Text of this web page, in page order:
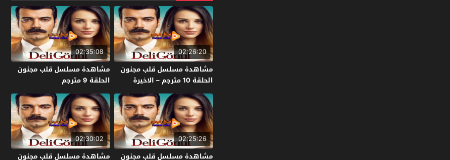
02:26:20
مشاهدة مسلسل قلب مجنون
الحلقة 10 مترجم – الاخيرة
02:35:08
مشاهدة مسلسل قلب مجنون
الحلقة 9 مترجم
02:25:26
مشاهدة مسلسل قلب مجنون
02:30:02
مشاهدة مسلسل قلب مجنون